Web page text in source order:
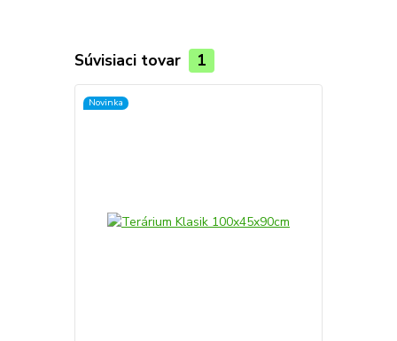
Súvisiaci tovar 1
Novinka